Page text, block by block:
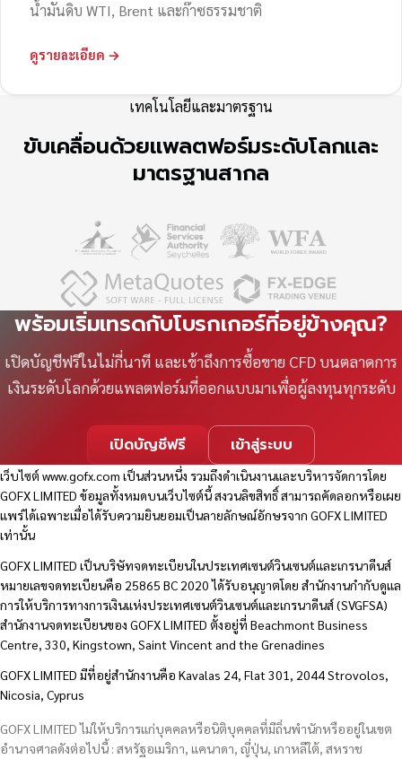
น้ำมันดิบ WTI, Brent และก๊าซธรรมชาติ
ดูรายละเอียด →
เทคโนโลยีและมาตรฐาน
ขับเคลื่อนด้วยแพลตฟอร์มระดับโลกและ
มาตรฐานสากล
พร้อมเริ่มเทรดกับโบรกเกอร์ที่อยู่ข้างคุณ?
เปิดบัญชีฟรีในไม่กี่นาที และเข้าถึงการซื้อขาย CFD บนตลาดการ
เงินระดับโลกด้วยแพลตฟอร์มที่ออกแบบมาเพื่อผู้ลงทุนทุกระดับ
เปิดบัญชีฟรี เข้าสู่ระบบ
เว็บไซต์www.gofx.com เป็นส่วนหนึ่ง รวมถึงดำเนินงานและบริหารจัดการโดย
GOFX LIMITED ข้อมูลทั้งหมดบนเว็บไซต์นี้ สงวนลิขสิทธิ์ สามารถคัดลอกหรือเผย
แพร่ได้เฉพาะเมื่อได้รับความยินยอมเป็นลายลักษณ์อักษรจาก GOFX LIMITED
เท่านั้น
GOFX LIMITED เป็นบริษัทจดทะเบียนในประเทศเซนต์วินเซนต์และเกรนาดีนส์
หมายเลขจดทะเบียนคือ 25865 BC 2020 ได้รับอนุญาตโดย สำนักงานกำกับดูแล
การให้บริการทางการเงินแห่งประเทศเซนต์วินเซนต์และเกรนาดีนส์ (SVGFSA)
สำนักงานจดทะเบียนของ GOFX LIMITED ตั้งอยู่ที่ Beachmont Business
Centre, 330, Kingstown, Saint Vincent and the Grenadines
GOFX LIMITED มีที่อยู่สำนักงานคือ Kavalas 24, Flat 301, 2044 Strovolos,
Nicosia, Cyprus
GOFX LIMITED ไม่ให้บริการแก่บุคคลหรือนิติบุคคลที่มีถิ่นพำนักหรืออยู่ในเขต
อำนาจศาลดังต่อไปนี้ : สหรัฐอเมริกา, แคนาดา, ญี่ปุ่น, เกาหลีใต้, สหราช